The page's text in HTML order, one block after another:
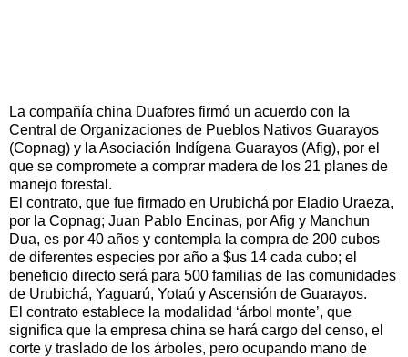
La compañía china Duafores firmó un acuerdo con la
Central de Organizaciones de Pueblos Nativos Guarayos
(Copnag) y la Asociación Indígena Guarayos (Afig), por el
que se compromete a comprar madera de los 21 planes de
manejo forestal.
El contrato, que fue firmado en Urubichá por Eladio Uraeza,
por la Copnag; Juan Pablo Encinas, por Afig y Manchun
Dua, es por 40 años y contempla la compra de 200 cubos
de diferentes especies por año a $us 14 cada cubo; el
beneficio directo será para 500 familias de las comunidades
de Urubichá, Yaguarú, Yotaú y Ascensión de Guarayos.
El contrato establece la modalidad ‘árbol monte’, que
significa que la empresa china se hará cargo del censo, el
corte y traslado de los árboles, pero ocupando mano de